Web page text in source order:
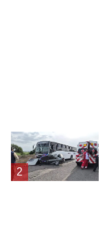
2